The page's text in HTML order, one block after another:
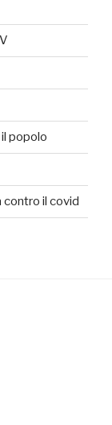
popolo
contro il covid